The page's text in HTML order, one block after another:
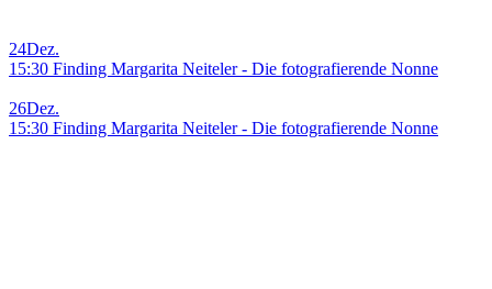
24Dez.
15:30 Finding Margarita Neiteler - Die fotografierende Nonne
26Dez.
15:30 Finding Margarita Neiteler - Die fotografierende Nonne